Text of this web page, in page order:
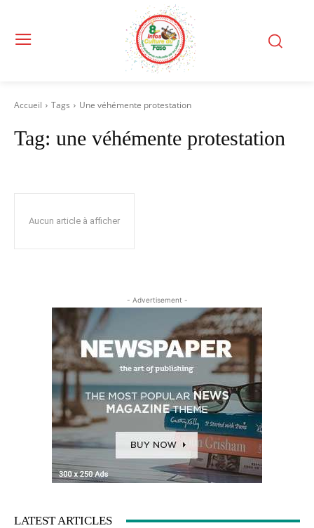
Accueil Tags Une véhémente protestation
Tag: une véhémente protestation
Aucun article à afficher
- Advertisement -
LATEST ARTICLES